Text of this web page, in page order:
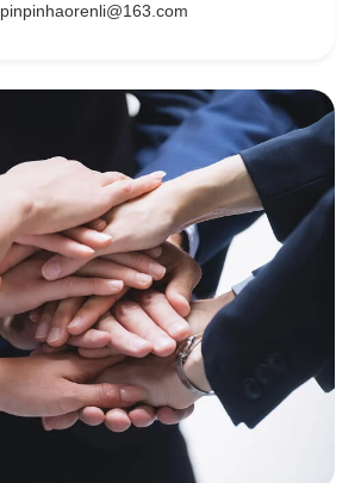
pinpinhaorenli@163.com